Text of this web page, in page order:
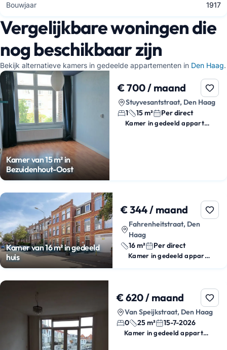
Bouwjaar 1917
Vergelijkbare woningen die
nog beschikbaar zijn
Bekijk alternatieve kamers in gedeelde appartementen in Den Haag.
Kamer van 15 m² in
Bezuidenhout-Oost
€ 700 / maand
Stuyvesantstraat, Den Haag
1
15 m² Per direct
Kamer in gedeeld appartement
Kamer van 16 m² in gedeeld
huis
€ 344 / maand
Fahrenheitstraat, Den
Haag
16 m²
Per direct
Kamer in gedeeld appartement
€ 620 / maand
Van Speijkstraat, Den Haag
0
25 m² 15-7-2026
Kamer in gedeeld appartement